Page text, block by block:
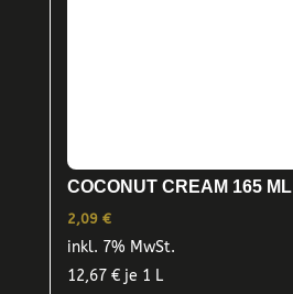
COCONUT CREAM 165 ML
2,09 €
inkl. 7% MwSt.
12,67 €je 1 L